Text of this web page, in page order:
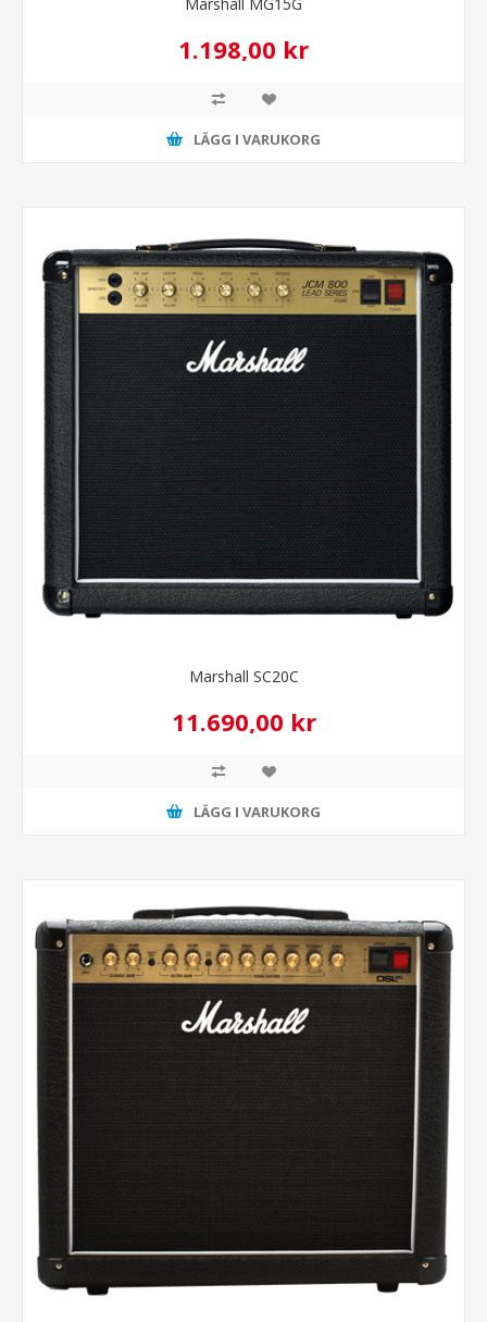
1.198,00 kr
LÄGG I VARUKORG
Marshall SC20C
11.690,00 kr
LÄGG I VARUKORG